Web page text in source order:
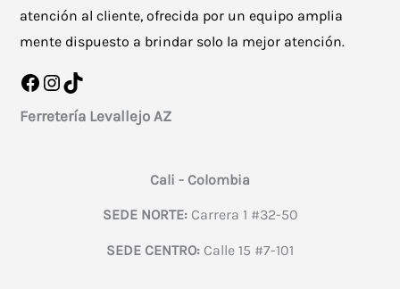
atención al cliente, ofrecida por un equipo amplia
mente dispuesto a brindar solo la mejor atención.
Facebook
Instagram
TikTok
Ferretería Levallejo AZ
Cali - Colombia
SEDE NORTE:Carrera 1 #32-50
SEDE CENTRO: Calle 15 #7-101